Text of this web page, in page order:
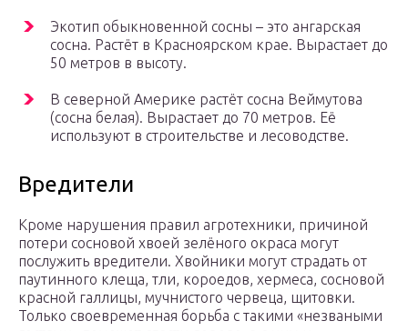
Экотип обыкновенной сосны – это ангарская
сосна. Растёт в Красноярском крае. Вырастает до
50 метров в высоту.
В северной Америке растёт сосна Веймутова
(сосна белая). Вырастает до 70 метров. Её
используют в строительстве и лесоводстве.
Вредители
Кроме нарушения правил агротехники, причиной
потери сосновой хвоей зелёного окраса могут
послужить вредители. Хвойники могут страдать от
паутинного клеща, тли, короедов, хермеса, сосновой
красной галлицы, мучнистого червеца, щитовки.
Только своевременная борьба с такими «незваными